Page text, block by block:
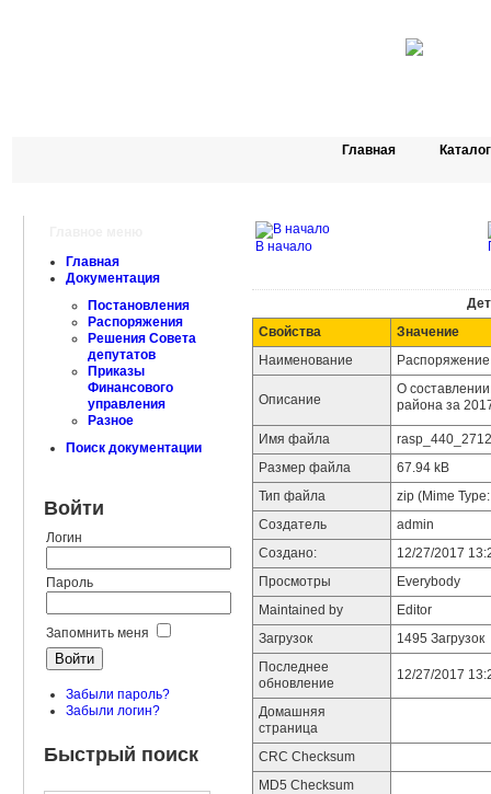
Главная
Главная
Документация
Постановления
Распоряжения
Решения Совета
депутатов
Приказы
Финансового
управления
Разное
Поиск документации
Войти
Логин
Пароль
Запомнить меня
Забыли пароль?
Забыли логин?
Быстрый поиск
В начало
Свойства
Значение
Наименование
Описание
О
района за
Имя файла
Размер файла
67.94 kB
Тип файла
zip (Mime
Создатель
admin
Создано:
12/27/2017
Просмотры
Everybody
Maintained by
Editor
Загрузок
1495 Загрузок
Последнее
обновление
12/27/2017
Домашняя
страница
CRC Checksum
MD5 Checksum